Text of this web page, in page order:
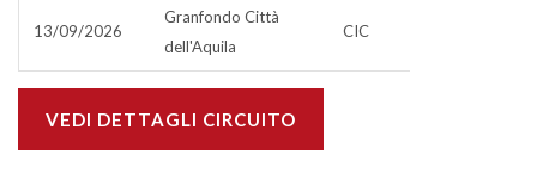
13/09/2026
Granfondo Città
dell'Aquila
CIC
VEDI DETTAGLI CIRCUITO